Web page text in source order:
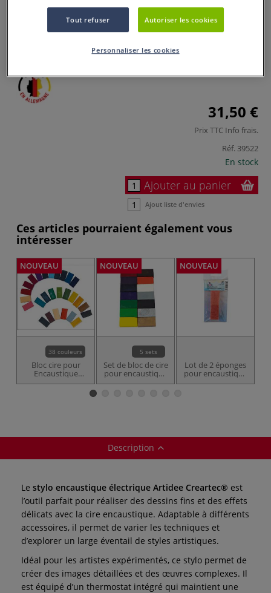
Stylo encaustique Artidee Creartec® : dessin fin et effets
délicats. Température 68–70 °C, livré avec embouts, support
31,50 €
Prix TTC Info frais.
Réf. 39522
En stock
Ajouter au panier
Ajout liste d'envies
Ces articles pourraient également vous
intéresser
NOUVEAU
38 couleurs
Bloc cire pour
Encaustique
Creartec
NOUVEAU
5 sets
Set de bloc de cire
pour encaustique
Creartec
NOUVEAU
Lot de 2 éponges
pour encaustique
Creartec
Description
Le stylo encaustique électrique Artidee Creartec® est
l’outil parfait pour réaliser des dessins fins et des effets
délicats avec la cire encaustique. Adaptable à différents
accessoires, il permet de varier les techniques et
d’explorer un large éventail de styles artistiques.
Idéal pour les artistes expérimentés, ce stylo permet de
créer des images détaillées et des œuvres complexes. Il
est équipé d’un thermostat intégré qui maintient une
Tout refuser Autoriser les cookies
Personnaliser les cookies